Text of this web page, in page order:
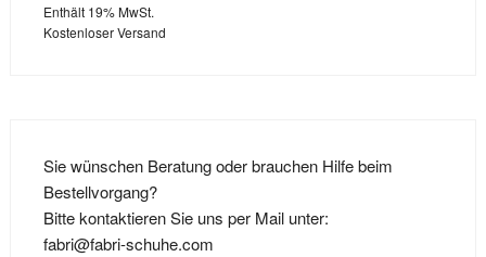
Enthält 19% MwSt.
Kostenloser Versand
Sie wünschen Beratung oder brauchen Hilfe beim
Bestellvorgang?
Bitte kontaktieren Sie uns per Mail unter:
fabri@fabri-schuhe.com